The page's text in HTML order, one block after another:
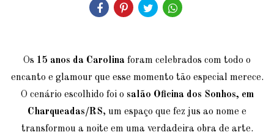
Os 15 anos da Carolina foram celebrados com todo o
encanto e glamour que esse momento tão especial merece.
O cenário escolhido foi o salão Oficina dos Sonhos, em
Charqueadas/RS, um espaço que fez jus ao nome e
transformou a noite em uma verdadeira obra de arte.